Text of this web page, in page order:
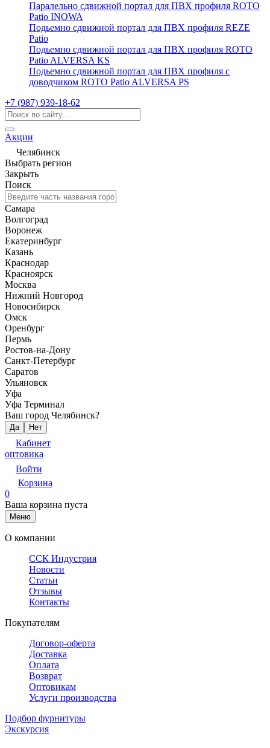
Паралельно сдвижной портал для ПВХ профиля ROTO
Patio INOWA
Подьемно сдвижной портал для ПВХ профиля REZE
Patio
Подьемно сдвижной портал для ПВХ профиля ROTO
Patio ALVERSA KS
Подьемно сдвижной портал для ПВХ профиля с
доводчиком ROTO Patio ALVERSA PS
+7 (987) 939-18-62
Акции
Челябинск
Выбрать регион
Закрыть
Поиск
Самара
Волгоград
Воронеж
Екатеринбург
Казань
Краснодар
Красноярск
Москва
Нижний Новгород
Новосибирск
Омск
Оренбург
Пермь
Ростов-на-Дону
Санкт-Петербург
Саратов
Ульяновск
Уфа
Уфа Терминал
Ваш город Челябинск?
Да Нет
Кабинет
оптовика
Войти
Корзина
0
Ваша корзина пуста
Меню
О компании
ССК Индустрия
Новости
Статьи
Отзывы
Контакты
Покупателям
Договор-оферта
Доставка
Оплата
Возврат
Оптовикам
Услуги производства
Подбор фурнитуры
Экскурсия